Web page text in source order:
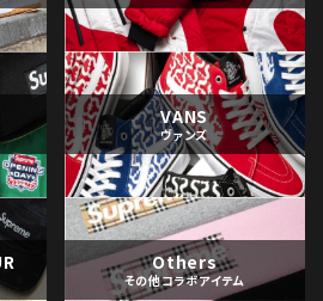
VANS
ヴァンズ
Others
その他コラボアイテム